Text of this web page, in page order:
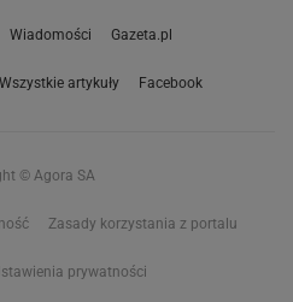
Wiadomości Gazeta.pl
Wszystkie artykuły Facebook
© Agora SA
Zasady korzystania z portalu
prywatności